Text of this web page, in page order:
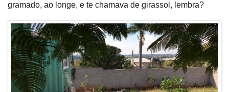
gramado, ao longe, e te chamava de girassol, lembra?